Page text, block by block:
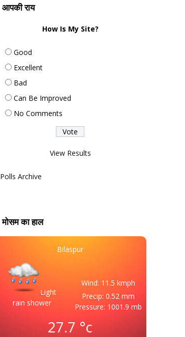
आपकी राय
How Is My Site?
Good
Excellent
Bad
Can Be Improved
No Comments
View Results
Polls Archive
मोसम का हाल
Bilaspur
Light
rain shower
Wind: 11.5 kmph
Precip: 0.52 mm
Pressure: 1001.9 mb
27.7°c